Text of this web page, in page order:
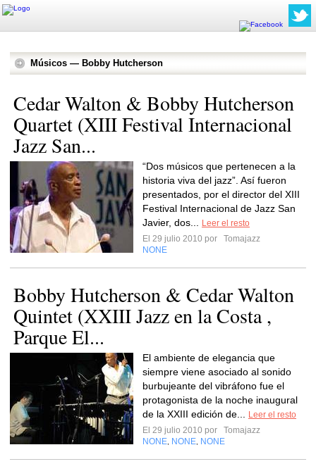
Músicos — Bobby Hutcherson
Cedar Walton & Bobby Hutcherson
Quartet (XIII Festival Internacional
Jazz San...
“Dos músicos que pertenecen a la
historia viva del jazz”. Así fueron
presentados, por el director del XIII
Festival Internacional de Jazz San
Javier, dos...
Leer el resto
El 29 julio 2010 por
Tomajazz
NONE
Bobby Hutcherson & Cedar Walton
Quintet (XXIII Jazz en la Costa ,
Parque El...
El ambiente de elegancia que
siempre viene asociado al sonido
burbujeante del vibráfono fue el
protagonista de la noche inaugural
de la XXIII edición de...
Leer el resto
El 29 julio 2010 por
Tomajazz
NONE NONE NONE